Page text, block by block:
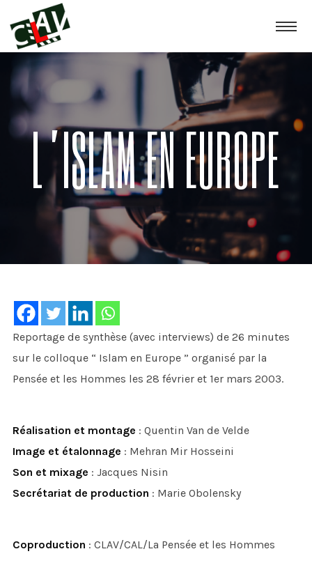
L’ISLAM EN EUROPE
Reportage de synthèse (avec interviews) de 26 minutes
sur le colloque “ Islam en Europe ” organisé par la
Pensée et les Hommes les 28 février et 1er mars 2003.
Réalisation et montage : Quentin Van de Velde
Image et étalonnage : Mehran Mir Hosseini
Son et mixage : Jacques Nisin
Secrétariat de production : Marie Obolensky
Coproduction : CLAV/CAL/La Pensée et les Hommes